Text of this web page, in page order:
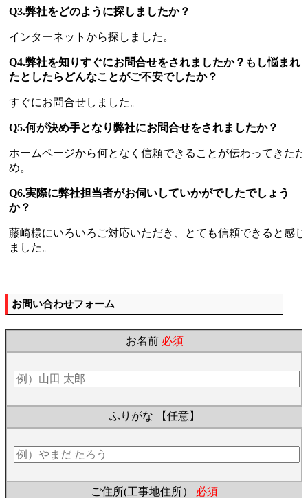
Q3.弊社をどのように探しましたか？
インターネットから探しました。
Q4.弊社を知りすぐにお問合せをされましたか？もし悩まれ
たとしたらどんなことがご不安でしたか？
すぐにお問合せしました。
Q5.何が決め手となり弊社にお問合せをされましたか？
ホームページから何となく信頼できることが伝わってきたた
め。
Q6.実際に弊社担当者がお伺いしていかがでしたでしょう
か？
藤崎様にいろいろご対応いただき、とても信頼できると感じ
ました。
お問い合わせフォーム
お名前 必須
ふりがな 【任意】
ご住所(工事地住所） 必須